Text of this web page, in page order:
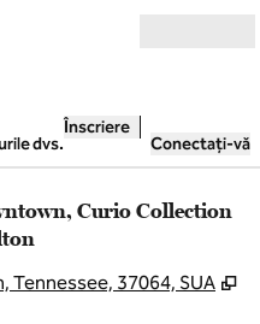
dvs.
Înscriere
Conectați-vă
Curio Collection
Tennessee, 37064, SUA ,